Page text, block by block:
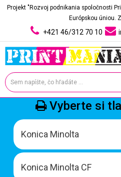
Projekt "Rozvoj podnikania spoločnosti
Európskou úniou.
+421 46/312 70 10
Vyberte si
Konica Minolta
Konica Minolta CF